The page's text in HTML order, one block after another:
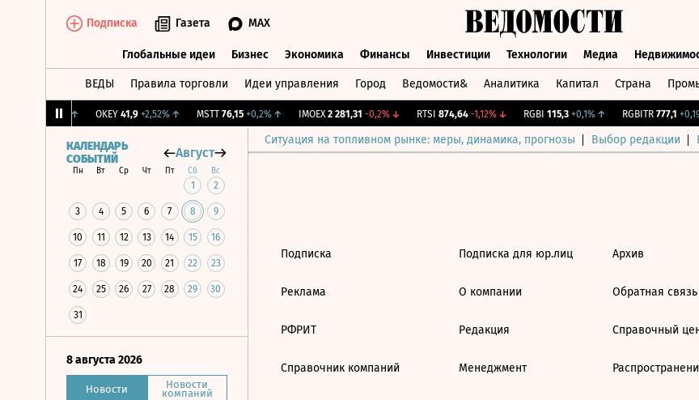
Подписка Газета MAX
Глобальные идеи Бизнес Экономика Финансы Инвестиции Технологии Медиа
ВЕДЫ Правила торговли Идеи управления Город Ведомости& Аналитика Капитал Страна
↑ OKEY 41,9 +2,52%↑ MSTT 76,15 +0,2%↑ IMOEX 2 281,31 -0,2%↓ RTSI 874,64 -1,12%↓ RGBI 115,3 +0,1%↑ RGBITR 777,1
Ситуация на топливном рынке: меры, динамика, прогнозы Выбор редакции
КАЛЕНДАРЬ
СОБЫТИЙ
Август
Пн Вт Ср Чт Пт Сб Вс
1 2
3 4 5 6 7 8 9
10 11 12 13 14 15 16
17 18 19 20 21 22 23
24 25 26 27 28 29 30
31
8 августа 2026
Новости Новости
компаний
Подписка
Реклама
РФРИТ
Справочник компаний
Подписка для юр.лиц
О компании
Редакция
Менеджмент
Архив
Обратная связь
Справочный